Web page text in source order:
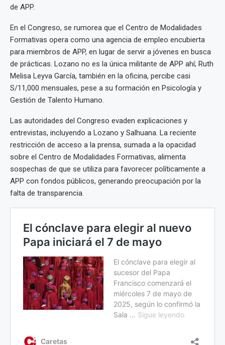
de APP.
En el Congreso, se rumorea que el Centro de Modalidades
Formativas opera como una agencia de empleo encubierta
para miembros de APP, en lugar de servir a jóvenes en busca
de prácticas. Lozano no es la única militante de APP ahí; Ruth
Melisa Leyva García, también en la oficina, percibe casi
S/11,000 mensuales, pese a su formación en Psicología y
Gestión de Talento Humano.
Las autoridades del Congreso evaden explicaciones y
entrevistas, incluyendo a Lozano y Salhuana. La reciente
restricción de acceso a la prensa, sumada a la opacidad
sobre el Centro de Modalidades Formativas, alimenta
sospechas de que se utiliza para favorecer políticamente a
APP con fondos públicos, generando preocupación por la
falta de transparencia.